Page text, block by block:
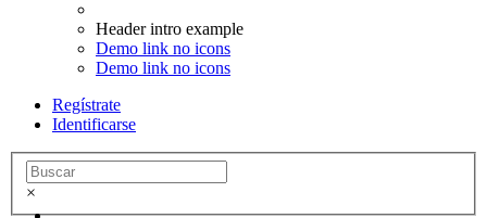
Header intro example
Demo link no icons
Demo link no icons
Regístrate
Identificarse
×